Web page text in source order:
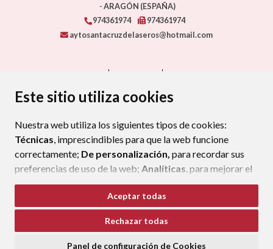
Este sitio utiliza cookies
Nuestra web utiliza los siguientes tipos de cookies:
Técnicas, imprescindibles para que la web funcione
correctamente; De personalización, para recordar sus
preferencias de uso de la web; Analíticas, para mejorar el
funcionamiento de la web y sus servicios.
Si acepta pulsando el botón“Aceptar todas”
consideramos que acepta su uso. Si pulsa el botón
Aceptar todas
Rechazar todas
Panel de configuración de Cookies
- ARAGÓN (ESPAÑA)
974361974
974361974
aytosantacruzdelaseros@hotmail.com
PROTECCIÓN DE DATOS
POLÍTICA DE COOKIES